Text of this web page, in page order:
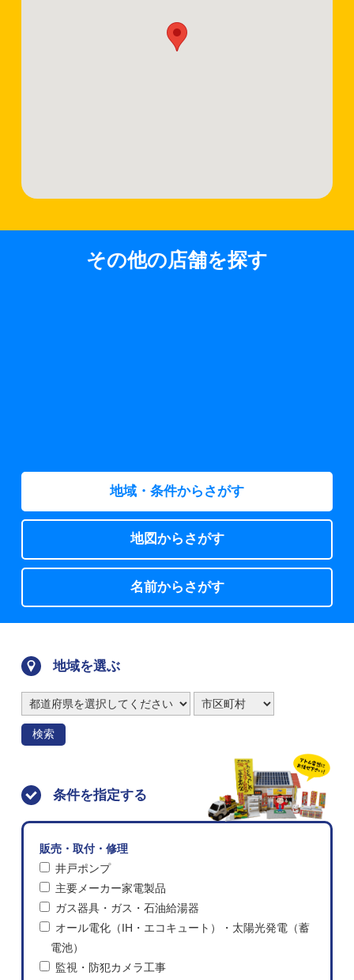
その他の店舗を探す
地域・条件からさがす
地図からさがす
名前からさがす
地域を選ぶ
検索
条件を指定する
販売・取付・修理
井戸ポンプ
主要メーカー家電製品
ガス器具・ガス・石油給湯器
オール電化（IH・エコキュート）・太陽光発電（蓄
電池）
監視・防犯カメラ工事